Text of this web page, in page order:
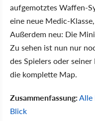
aufgemotztes Waffen-
eine neue Medic-
Außerdem neu: Die
Zu sehen ist nun nur
des Spielers oder
die komplette Map.
Zusammenfassung:Alle
Blick